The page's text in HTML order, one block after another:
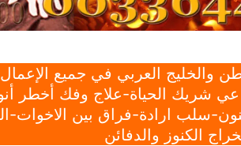
والخليج العربي في جميع
عي شريك الحياة-علاج وفك أخطر
سلب ارادة-فراق بين الاخوات-
الكنوز والدفائن